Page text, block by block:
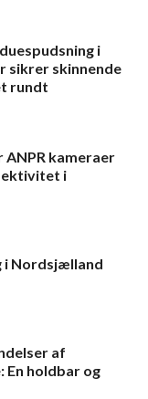
i
sikrer skinnende
rundt
kameraer
i
Nordsjælland
af
En holdbar og